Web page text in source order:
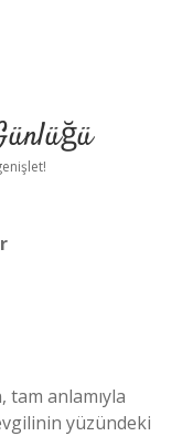
anlamıyla
yüzündeki